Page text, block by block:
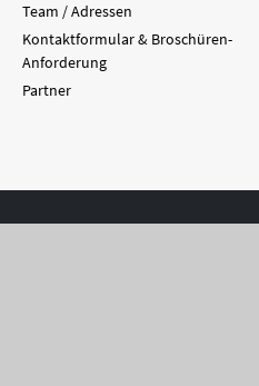
Team / Adressen
Kontaktformular & Broschüren-
Anforderung
Partner